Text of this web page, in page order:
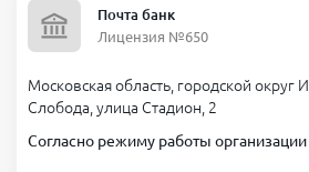
Почта банк
Лицензия №650
Московская область, городской округ
Слобода, улица Стадион, 2
Согласно режиму работы организации